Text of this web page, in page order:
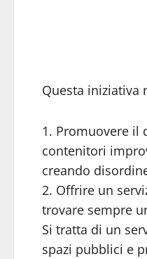
Questa iniziativa
1. Promuovere il
contenitori
creando
2. Offrire un
trovare sempre
Si tratta di un
spazi pubblici e